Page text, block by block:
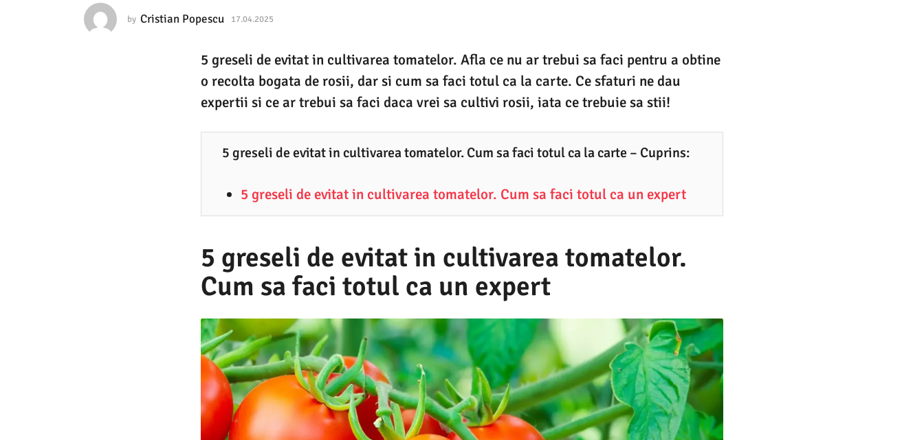
.
2
by Cristian Popescu 17.04.2025
0
.
2
0
5
5 greseli de evitat in cultivarea tomatelor. Afla ce nu ar trebui sa faci pentru a obtine
o recolta bogata de rosii, dar si cum sa faci totul ca la carte. Ce sfaturi ne dau
expertii si ce ar trebui sa faci daca vrei sa cultivi rosii, iata ce trebuie sa stii!
5 greseli de evitat in cultivarea tomatelor. Cum sa faci totul ca la carte – Cuprins:
5 greseli de evitat in cultivarea tomatelor. Cum sa faci totul ca un expert
5 greseli de evitat in cultivarea tomatelor.
Cum sa faci totul ca un expert